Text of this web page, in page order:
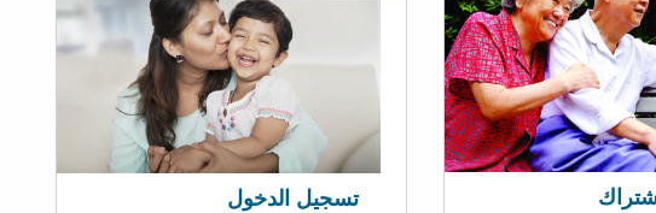
تسجيل الدخول